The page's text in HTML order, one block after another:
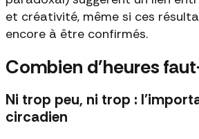
et créativité, même si ces
encore à être confirmés.
Combien d'heures
Ni trop peu, ni trop :
circadien